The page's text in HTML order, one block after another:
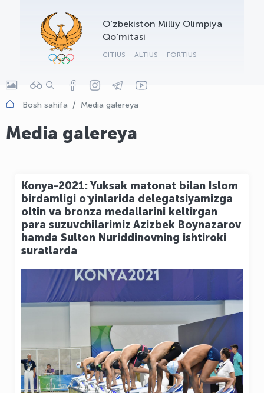
O‘zbekiston Milliy Olimpiya
Qo‘mitasi
CITIUS ALTIUS FORTIUS
Bosh sahifa Media galereya
Media galereya
Konya-2021: Yuksak matonat bilan Islom
birdamligi oʻyinlarida delegatsiyamizga
oltin va bronza medallarini keltirgan
para suzuvchilarimiz Azizbek Boynazarov
hamda Sulton Nuriddinovning ishtiroki
suratlarda
OLYMPCHIK AI - yordamchi
Onlayn · olympic.uz